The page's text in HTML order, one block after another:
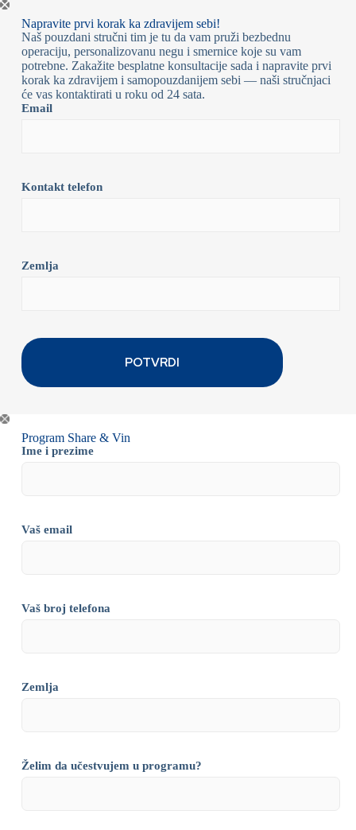
Napravite prvi korak ka zdravijem sebi!
Naš pouzdani stručni tim je tu da vam pruži bezbednu
operaciju, personalizovanu negu i smernice koje su vam
potrebne. Zakažite besplatne konsultacije sada i napravite prvi
korak ka zdravijem i samopouzdanijem sebi — naši stručnjaci
će vas kontaktirati u roku od 24 sata.
Email
Kontakt telefon
Zemlja
Program Share & Vin
Ime i prezime
Vaš email
Vaš broj telefona
Zemlja
Želim da učestvujem u programu?